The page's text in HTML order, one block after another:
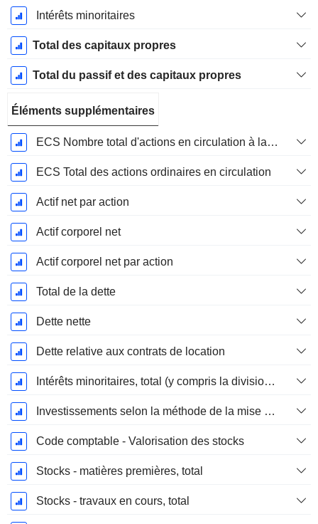
Intérêts minoritaires
Total des capitaux propres
Total du passif et des capitaux propres
Éléments supplémentaires
ECS Nombre total d'actions en circulation à la date de dépôt
ECS Total des actions ordinaires en circulation
Actif net par action
Actif corporel net
Actif corporel net par action
Total de la dette
Dette nette
Dette relative aux contrats de location
Intérêts minoritaires, total (y compris la division financière)
Investissements selon la méthode de la mise en équivalence, total
Code comptable - Valorisation des stocks
Stocks - matières premières, total
Stocks - travaux en cours, total